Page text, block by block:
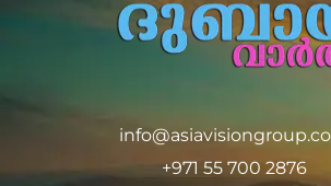
+971 55 700 2876